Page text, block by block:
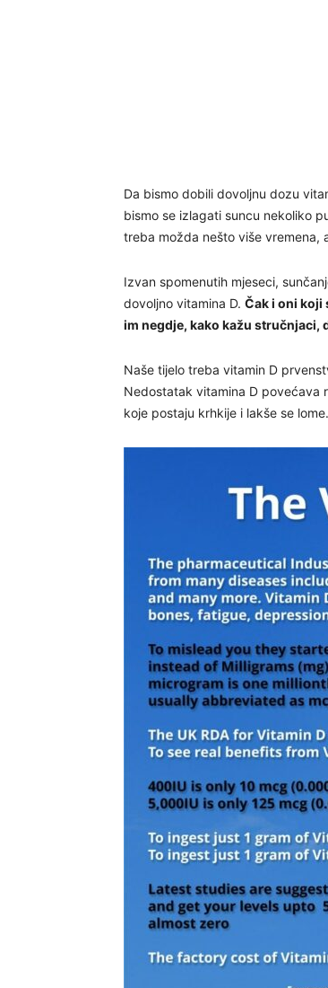
Da bismo dobili dovoljnu dozu
bismo se izlagati suncu nekoliko
treba možda nešto više vremena,
Izvan spomenutih mjeseci,
dovoljno vitamina D. Čak i oni koji
im negdje, kako kažu stručnjaci,
Naše tijelo treba vitamin D
Nedostatak vitamina D povećava
koje postaju krhkije i lakše se